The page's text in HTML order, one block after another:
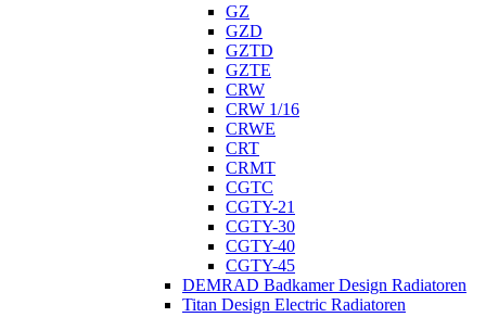
GZ
GZD
GZTD
GZTE
CRW
CRW 1/16
CRWE
CRT
CRMT
CGTC
CGTY-21
CGTY-30
CGTY-40
CGTY-45
DEMRAD Badkamer Design Radiatoren
Titan Design Electric Radiatoren